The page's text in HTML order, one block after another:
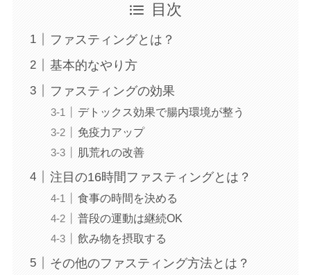
目次
ファスティングとは？
基本的なやり方
ファスティングの効果
デトックス効果で腸内環境が整う
免疫力アップ
肌荒れの改善
注目の16時間ファスティングとは？
食事の時間を決める
普段の運動は継続OK
飲み物を摂取する
その他のファスティング方法とは？